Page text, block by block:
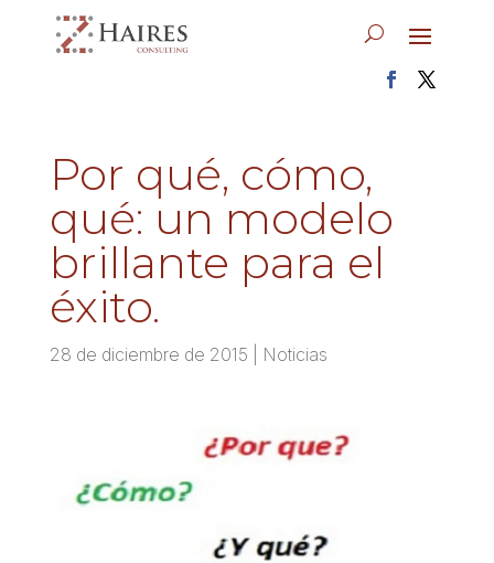
Por qué, cómo,
qué: un modelo
brillante para el
éxito.
28 de diciembre de 2015 Noticias